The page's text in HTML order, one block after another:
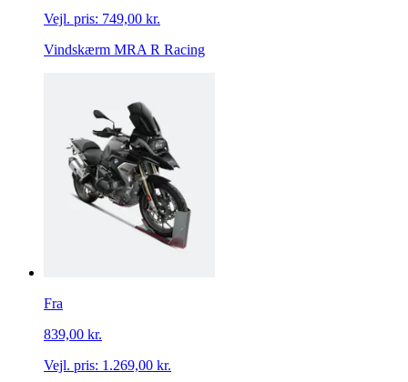
Vejl. pris: 749,00 kr.
Vindskærm MRA R Racing
Fra
839,00 kr.
Vejl. pris: 1.269,00 kr.